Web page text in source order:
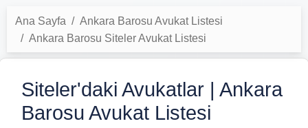
Ana Sayfa
Ankara Barosu Avukat Listesi
Ankara Barosu Siteler Avukat Listesi
Siteler'daki Avukatlar | Ankara
Barosu Avukat Listesi